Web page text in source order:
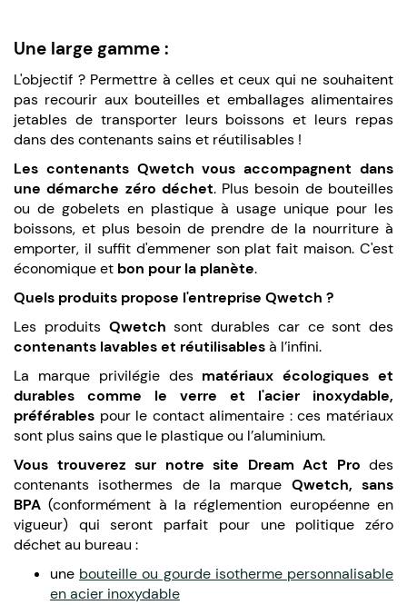
Une large gamme :
L'objectif ? Permettre à celles et ceux qui ne souhaitent
pas recourir aux bouteilles et emballages alimentaires
jetables de transporter leurs boissons et leurs repas
dans des contenants sains et réutilisables !
Les contenants Qwetch vous accompagnent dans
une démarche zéro déchet. Plus besoin de bouteilles
ou de gobelets en plastique à usage unique pour les
boissons, et plus besoin de prendre de la nourriture à
emporter, il suffit d'emmener son plat fait maison. C'est
économique et bon pour la planète.
Quels produits propose l'entreprise Qwetch ?
Les produits Qwetch sont durables car ce sont des
contenants lavables et réutilisablesà l’infini.
La marque privilégie des matériaux écologiques et
durables comme le verre et l'acier inoxydable,
préférables pour le contact alimentaire : ces matériaux
sont plus sains que le plastique ou l’aluminium.
Vous trouverez sur notre site Dream Act Pro des
contenants isothermes de la marque Qwetch, sans
BPA (conformément à la réglemention européenne en
vigueur) qui seront parfait pour une politique zéro
déchet au bureau :
une bouteille ou gourde isotherme personnalisable
en acier inoxydable